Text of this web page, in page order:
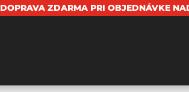
DOPRAVA ZDARMA PRI OBJEDNÁVKE